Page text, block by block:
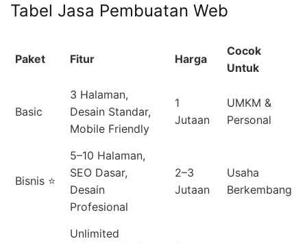
Tabel Jasa Pembuatan Web
Paket Fitur Harga
Cocok
Untuk
Basic
3 Halaman,
Desain Standar,
Mobile Friendly
1
Jutaan
UMKM &
Personal
Bisnis ⭐
5–10 Halaman,
SEO Dasar,
Desain
Profesional
2–3
Jutaan
Usaha
Berkembang
Unlimited